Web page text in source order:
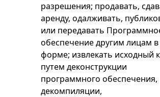
разрешения; продавать,
аренду, одалживать,
или передавать
обеспечение другим лицам
форме; извлекать исходный
путем деконструкции
программного обеспечения,
декомпиляции,